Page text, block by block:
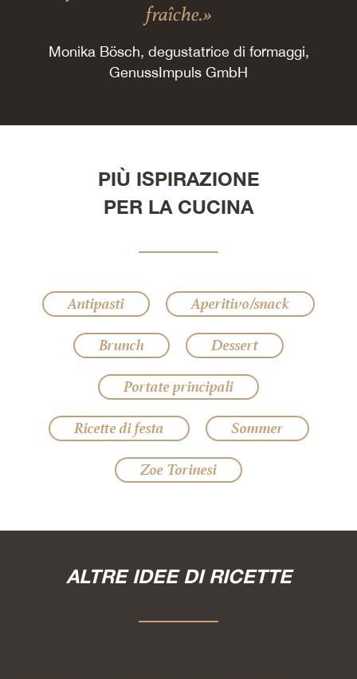
fraîche.»
Monika Bösch, degustatrice di formaggi,
GenussImpuls GmbH
PIÙ ISPIRAZIONE
PER LA CUCINA
Antipasti
Aperitivo/snack
Brunch
Dessert
Portate principali
Ricette di festa
Sommer
Zoe Torinesi
ALTRE IDEE DI RICETTE